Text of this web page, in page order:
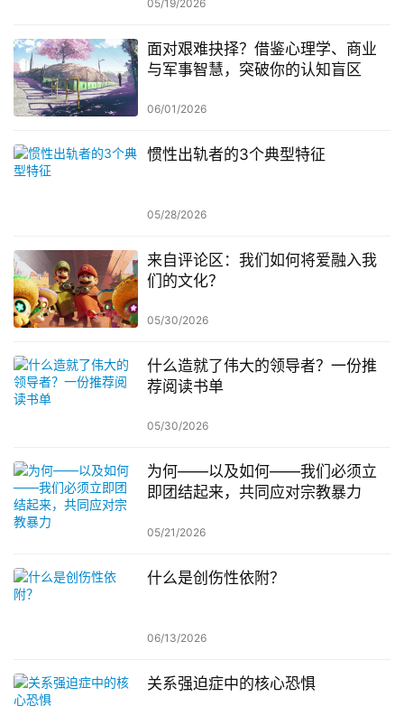
05/19/2026
面对艰难抉择？借鉴心理学、商业
与军事智慧，突破你的认知盲区
06/01/2026
惯性出轨者的3个典型特征
05/28/2026
来自评论区：我们如何将爱融入我
们的文化？
05/30/2026
什么造就了伟大的领导者？一份推
荐阅读书单
05/30/2026
为何——以及如何——我们必须立
即团结起来，共同应对宗教暴力
05/21/2026
什么是创伤性依附？
06/13/2026
关系强迫症中的核心恐惧